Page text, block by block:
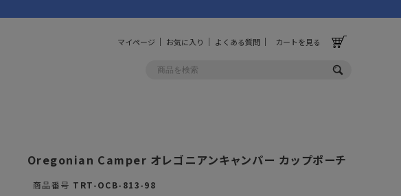
ゴルフ その他
マイページ お気に入り よくある質問 カートを見る
Oregonian Camper オレゴニアンキャンパー カップポーチ
商品番号 TRT-OCB-813-98